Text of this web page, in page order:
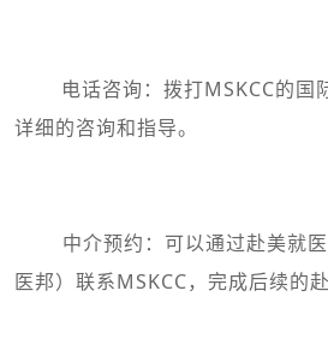
电话咨询：拨打MSKCC的国
详细的咨询和指导。
中介预约：可以通过赴美就医
医邦）联系MSKCC，完成后续的